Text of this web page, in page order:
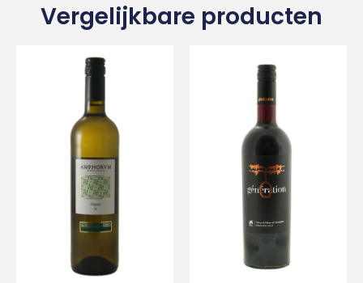
Vergelijkbare producten